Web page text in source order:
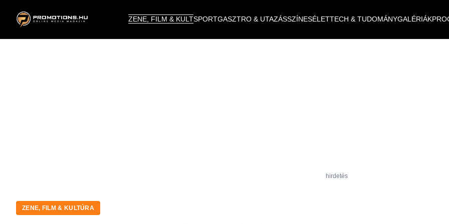
ZENE, FILM & KULTSPORTGASZTRO & UTAZÁSSZÍNESÉLETTECH & TUDOMÁNYGALÉRIÁK
hirdetés
ZENE, FILM & KULTÚRA